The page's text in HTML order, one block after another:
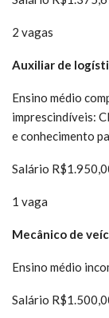
2 vagas
Auxiliar de
Ensino médio
imprescindíveis:
e conhecimento
Salário
1 vaga
Mecânico de
Ensino médio
Salário